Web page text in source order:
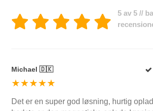
5 av 5 //
Michael 🇩🇰
★★★★★
Det er en super god løsning, hurtig